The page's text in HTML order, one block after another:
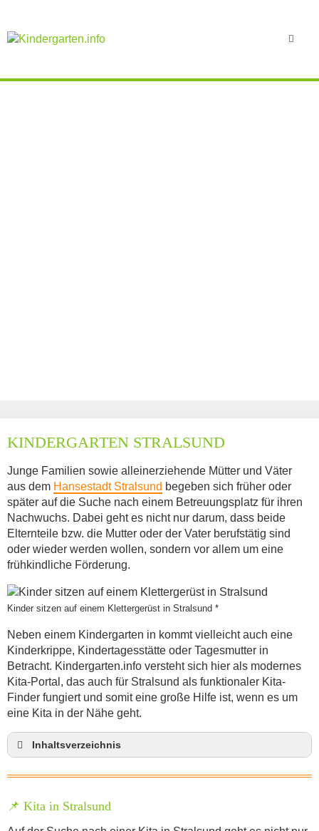
KINDERGARTEN STRALSUND
Junge Familien sowie alleinerziehende Mütter und Väter
aus dem Hansestadt Stralsund begeben sich früher oder
später auf die Suche nach einem Betreuungsplatz für ihren
Nachwuchs. Dabei geht es nicht nur darum, dass beide
Elternteile bzw. die Mutter oder der Vater berufstätig sind
oder wieder werden wollen, sondern vor allem um eine
frühkindliche Förderung.
Kinder sitzen auf einem Klettergerüst in Stralsund *
Neben einem Kindergarten in kommt vielleicht auch eine
Kinderkrippe, Kindertagesstätte oder Tagesmutter in
Betracht. Kindergarten.info versteht sich hier als modernes
Kita-Portal, das auch für Stralsund als funktionaler Kita-
Finder fungiert und somit eine große Hilfe ist, wenn es um
eine Kita in der Nähe geht.
Inhaltsverzeichnis
Kinderflohmarkt in Stralsund
📌 Kita in Stralsund